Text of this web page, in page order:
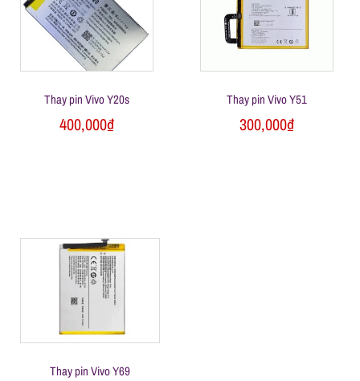
Thay pin Vivo Y20s
400,000₫
Thay pin Vivo Y51
300,000₫
Thay pin Vivo Y69